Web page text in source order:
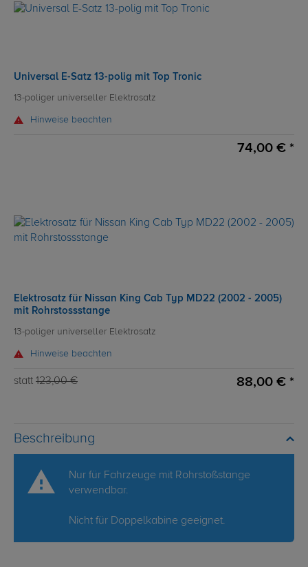
Universal E-Satz 13-polig mit Top Tronic
13-poliger universeller Elektrosatz
Hinweise beachten
74,00 € *
Elektrosatz für Nissan King Cab Typ MD22 (2002 - 2005)
mit Rohrstossstange
13-poliger universeller Elektrosatz
Hinweise beachten
statt 123,00 € 88,00 € *
Beschreibung
Nur für Fahrzeuge mit Rohrstoßstange
verwendbar.
Nicht für Doppelkabine geeignet.